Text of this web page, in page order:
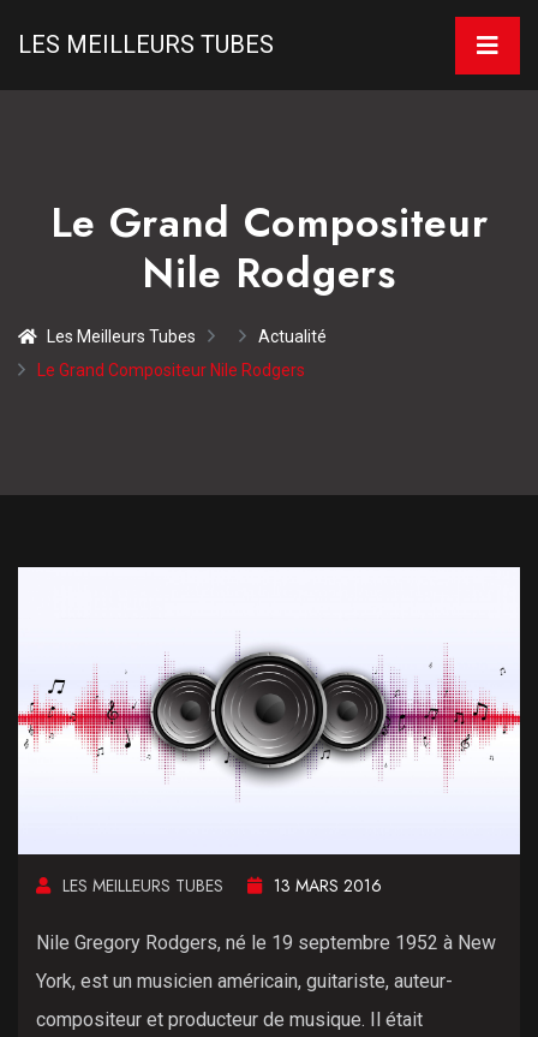
LES MEILLEURS TUBES
Le Grand Compositeur
Nile Rodgers
Les Meilleurs Tubes
Actualité
Le Grand Compositeur Nile Rodgers
LES MEILLEURS TUBES 13 MARS 2016
Nile Gregory Rodgers, né le 19 septembre 1952 à New
York, est un musicien américain, guitariste, auteur-
compositeur et producteur de musique. Il était